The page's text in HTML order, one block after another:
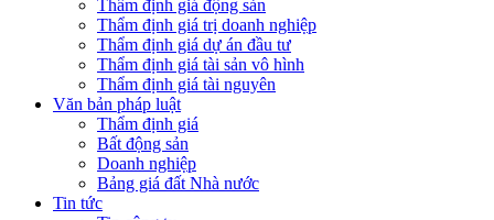
Thẩm định giá động sản
Thẩm định giá trị doanh nghiệp
Thẩm định giá dự án đầu tư
Thẩm định giá tài sản vô hình
Thẩm định giá tài nguyên
Văn bản pháp luật
Thẩm định giá
Bất động sản
Doanh nghiệp
Bảng giá đất Nhà nước
Tin tức